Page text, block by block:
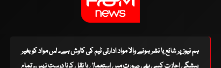
ہم نیوز پر شائع یا نشر ہونے والا مواد ادارتی ٹیم کی کاوش ہے۔ اس مواد کو بغیر